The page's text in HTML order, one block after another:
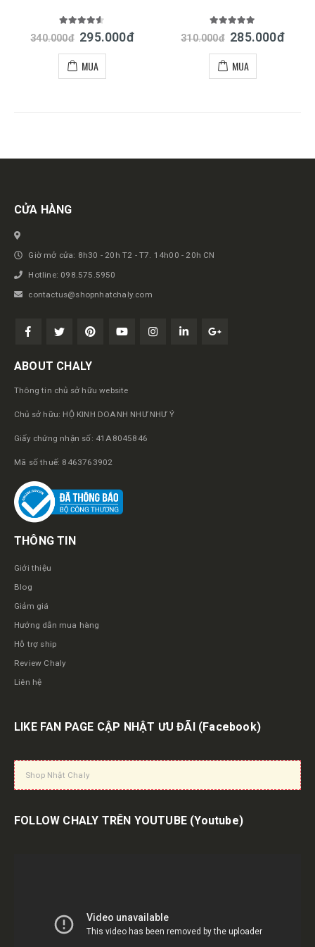
out of 5
340.000đ 295.000đ
MUA
out of 5
310.000đ 285.000đ
MUA
Get in touch
CỬA HÀNG
Giờ mở cửa: 8h30 - 20h T2 - T7. 14h00 - 20h CN
Hotline: 098.575.5950
contactus@shopnhatchaly.com
ABOUT CHALY
Thông tin chủ sở hữu website
Chủ sở hữu: HỘ KINH DOANH NHƯ NHƯ Ý
Giấy chứng nhận số: 41A8045846
Mã số thuế: 8463763902
THÔNG TIN
Giới thiệu
Blog
Giảm giá
Hướng dẫn mua hàng
Hỗ trợ ship
Review Chaly
Liên hệ
LIKE FAN PAGE CẬP NHẬT ƯU ĐÃI (Facebook)
Shop Nhật Chaly
FOLLOW CHALY TRÊN YOUTUBE (Youtube)